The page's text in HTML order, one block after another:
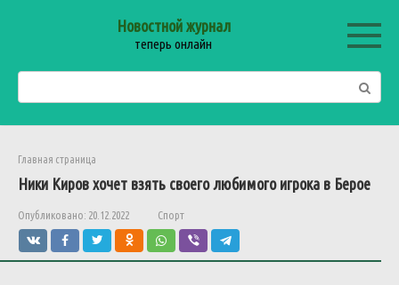
Новостной журнал
теперь онлайн
Главная страница
Ники Киров хочет взять своего любимого игрока в Берое
Опубликовано: 20.12.2022 Спорт